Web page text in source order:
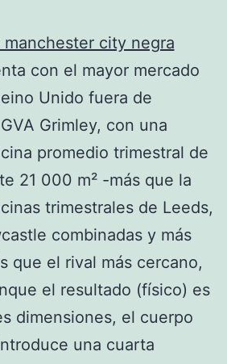
con el mayor mercado
Unido fuera de
Grimley, con una
promedio trimestral de
21 000 m² -más que la
trimestrales de Leeds,
combinadas y más
que el rival más cercano,
el resultado (físico) es
dimensiones, el cuerpo
una cuarta